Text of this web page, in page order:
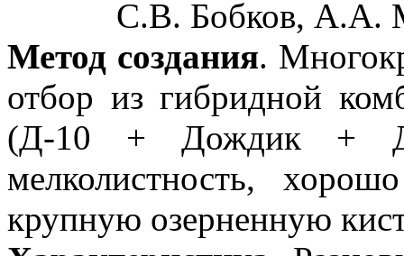
С.В. Бобков, А.А.
Метод создания.
отбор из гибридной
(Д-10 + Дождик + Д-
мелколистность,
крупную озерненную